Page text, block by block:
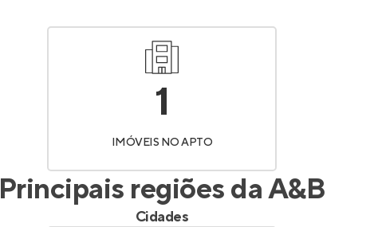
1
IMÓVEIS NO APTO
Principais regiões daA&B
Cidades